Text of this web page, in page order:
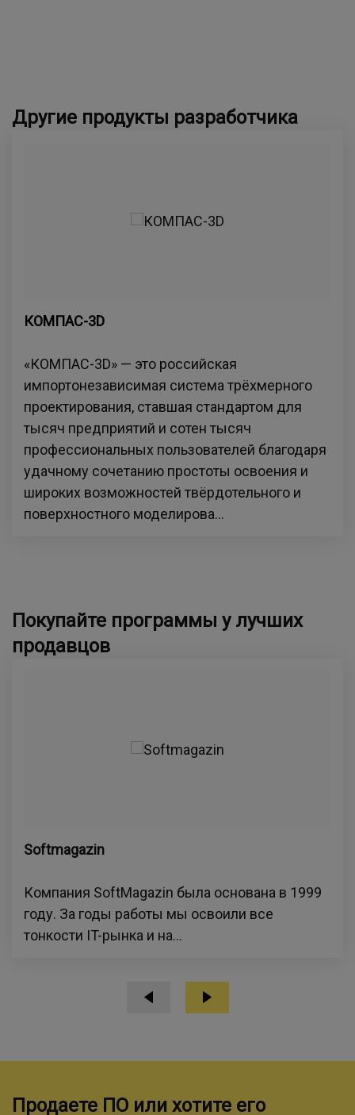
Другие продукты разработчика
КОМПАС-3D
«КОМПАС-3D» — это российская
импортонезависимая система трёхмерного
проектирования, ставшая стандартом для
тысяч предприятий и сотен тысяч
профессиональных пользователей благодаря
удачному сочетанию простоты освоения и
широких возможностей твёрдотельного и
поверхностного моделирова...
Покупайте программы у лучших
продавцов
Softmagazin
Компания SoftMagazin была основана в 1999
году. За годы работы мы освоили все
тонкости IT-рынка и на...
Продаете ПО или хотите его